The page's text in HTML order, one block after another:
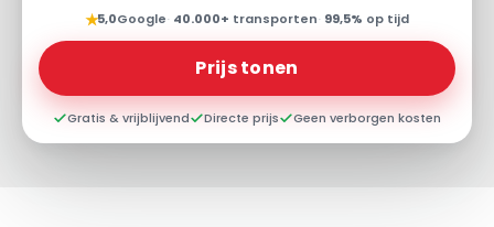
★5,0Google· 40.000+ transporten· 99,5% op tijd
Prijs tonen
Gratis & vrijblijvend Directe prijs Geen verborgen kosten